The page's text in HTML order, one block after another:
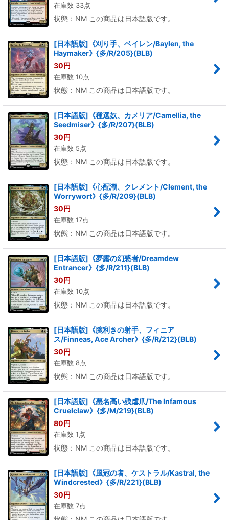
在庫数 33点
状態：NM この商品は日本語版です。
[日本語版]《刈り手、ベイレン/Baylen, the
Haymaker》{多/R/205}(BLB)
30円
在庫数 10点
状態：NM この商品は日本語版です。
[日本語版]《種選奴、カメリア/Camellia, the
Seedmiser》{多/R/207}(BLB)
30円
在庫数 5点
状態：NM この商品は日本語版です。
[日本語版]《心配潮、クレメント/Clement, the
Worrywort》{多/R/209}(BLB)
30円
在庫数 17点
状態：NM この商品は日本語版です。
[日本語版]《夢露の幻惑者/Dreamdew
Entrancer》{多/R/211}(BLB)
30円
在庫数 10点
状態：NM この商品は日本語版です。
[日本語版]《腕利きの射手、フィニア
ス/Finneas, Ace Archer》{多/R/212}(BLB)
30円
在庫数 8点
状態：NM この商品は日本語版です。
[日本語版]《悪名高い残虐爪/The Infamous
Cruelclaw》{多/M/219}(BLB)
80円
在庫数 1点
状態：NM この商品は日本語版です。
[日本語版]《風冠の者、ケストラル/Kastral, the
Windcrested》{多/R/221}(BLB)
30円
在庫数 7点